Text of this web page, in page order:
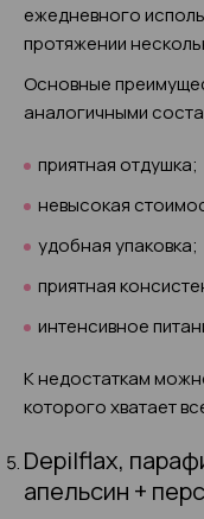
ежедневного
протяжении
Основные
аналогичными
приятная отдушка;
невысокая
удобная упаковка;
приятная
интенсивное
К недостаткам
которого хватает
Depilflax,
апельсин +